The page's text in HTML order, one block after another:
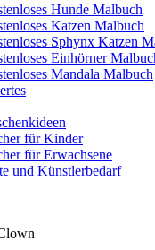
Hunde Malbuch
Katzen Malbuch
Sphynx Katzen
Einhörner
Mandala Malbuch
für Kinder
für Erwachsene
und Künstlerbedarf